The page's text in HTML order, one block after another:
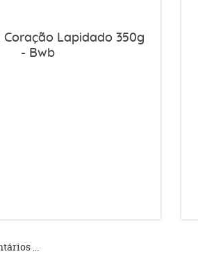
Lapidado 350g
- Bwb
...